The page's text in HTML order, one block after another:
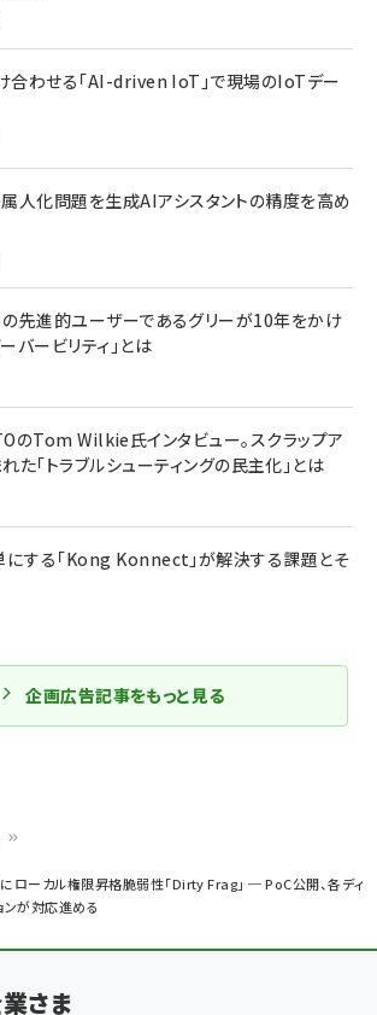
ローカル権限昇格脆弱性「Dirty Frag」 ─ PoC公開、各ディ
ンが対応進める
合わせる「AI-driven IoT」で現場のIoTデー
属人化問題を生成AIアシスタントの精度を高め
先進的ユーザーであるグリーが10年をかけ
バービリティ」とは
Tom Wilkie氏インタビュー。スクラップア
た「トラブルシューティングの民主化」とは
する「Kong Konnect」が解決する課題とそ
企画広告記事をもっと見る
さま